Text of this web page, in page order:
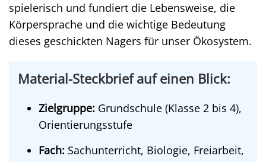
spielerisch und fundiert die Lebensweise, die
Körpersprache und die wichtige Bedeutung
dieses geschickten Nagers für unser Ökosystem.
Material-Steckbrief auf einen Blick:
Zielgruppe: Grundschule (Klasse 2 bis 4),
Orientierungsstufe
Fach: Sachunterricht, Biologie, Freiarbeit,